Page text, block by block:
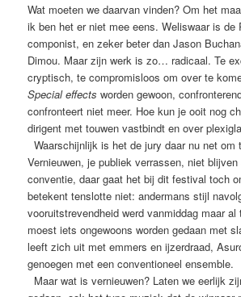
Wat moeten we daarvan vinden? Om het
ik ben het er niet mee eens. Weliswaar is de
componist, en zeker beter dan Jason
Dimou. Maar zijn werk is zo… radicaal. Te
cryptisch, te compromisloos om over te
Special effects worden gewoon,
confronteert niet meer. Hoe kun je ooit nog
dirigent met touwen vastbindt en over
Waarschijnlijk is het de jury daar nu net om
Vernieuwen, je publiek verrassen, niet
conventie, daar gaat het bij dit festival toch
betekent tenslotte niet: andermans stijl
vooruitstrevendheid werd vanmiddag maar
moest iets ongewoons worden gedaan met
leeft zich uit met emmers en ijzerdraad,
genoegen met een conventioneel ensemble.
Maar wat is vernieuwen? Laten we eerlijk